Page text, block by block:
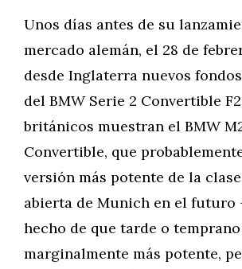
Unos días antes de su
mercado alemán, el 28 de
desde Inglaterra nuevos
del BMW Serie 2 Convertible
británicos muestran el BMW
Convertible, que
versión más potente de la
abierta de Munich en el futuro
hecho de que tarde o
marginalmente más potente,